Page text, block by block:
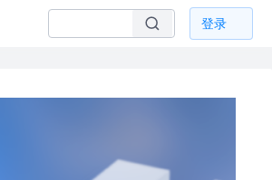
登录